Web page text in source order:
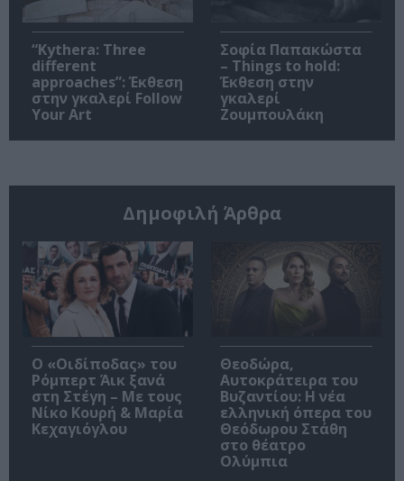
“Kythera: Three
different
approaches”: Έκθεση
στην γκαλερί Follow
Your Art
Σοφία Παπακώστα
– Things to hold:
Έκθεση στην
γκαλερί
Ζουμπουλάκη
Δημοφιλή Άρθρα
O «Οιδίποδας» του
Ρόμπερτ Άικ ξανά
στη Στέγη – Με τους
Νίκο Κουρή & Μαρία
Κεχαγιόγλου
Θεοδώρα,
Αυτοκράτειρα του
Βυζαντίου: Η νέα
ελληνική όπερα του
Θεόδωρου Στάθη
στο θέατρο
Ολύμπια